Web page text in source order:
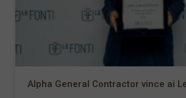
Alpha General Contractor vince ai